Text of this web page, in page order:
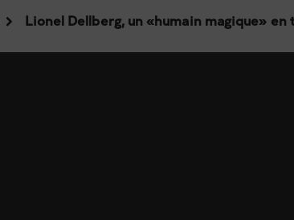
Lionel Dellberg, un «humain magique» en